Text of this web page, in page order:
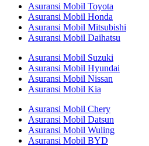
Asuransi Mobil Toyota
Asuransi Mobil Honda
Asuransi Mobil Mitsubishi
Asuransi Mobil Daihatsu
Asuransi Mobil Suzuki
Asuransi Mobil Hyundai
Asuransi Mobil Nissan
Asuransi Mobil Kia
Asuransi Mobil Chery
Asuransi Mobil Datsun
Asuransi Mobil Wuling
Asuransi Mobil BYD